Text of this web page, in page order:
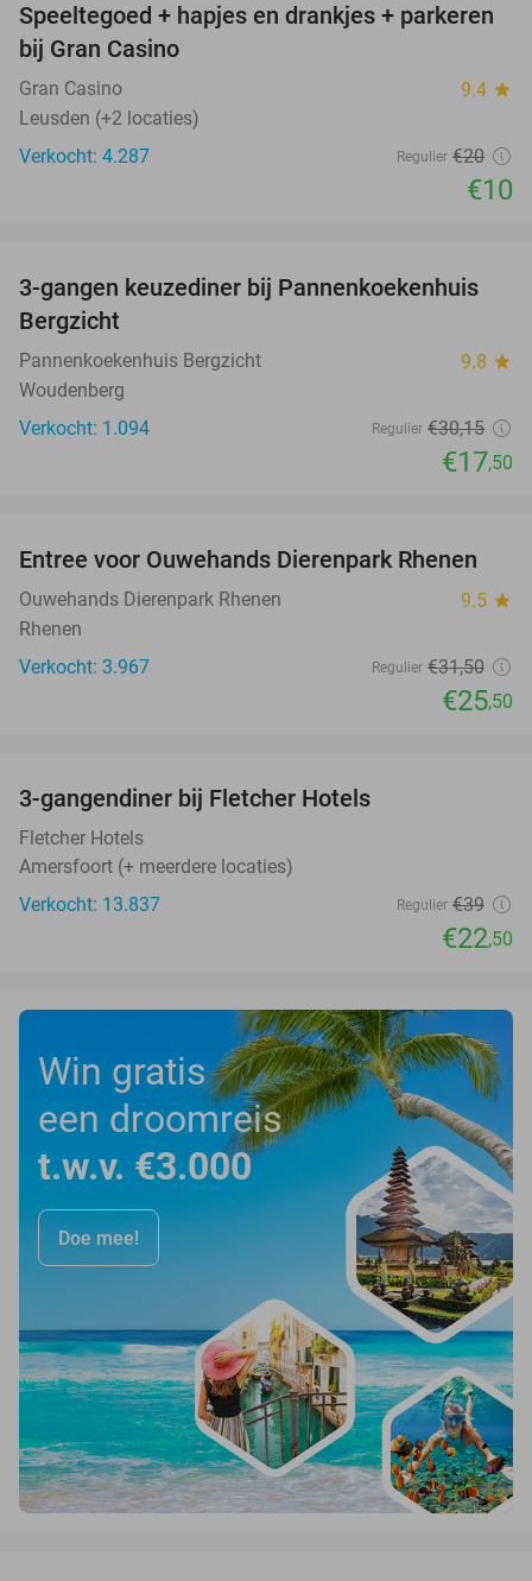
50%
Speeltegoed + hapjes en drankjes + parkeren
bij Gran Casino
Gran Casino 9.4 star
Leusden (+2 locaties)
Verkocht: 4.287
Regulier €20
€10
42%
3-gangen keuzediner bij Pannenkoekenhuis
Bergzicht
Pannenkoekenhuis Bergzicht 9.8 star
Woudenberg
Verkocht: 1.094
Regulier €30,15
€17,50
19%
Entree voor Ouwehands Dierenpark Rhenen
Ouwehands Dierenpark Rhenen 9.5 star
Rhenen
Verkocht: 3.967
Regulier €31,50
€25,50
3-gangendiner bij Fletcher Hotels
Fletcher Hotels
Amersfoort (+ meerdere locaties)
Verkocht: 13.837
Regulier €39
€22,50
Win gratis
een droomreis
t.w.v. €3.000
Doe mee!